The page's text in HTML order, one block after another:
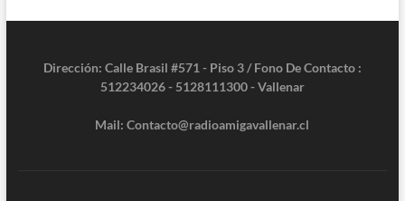
Dirección: Calle Brasil #571 - Piso 3 / Fono De Contacto :
512234026 - 5128111300 - Vallenar
Mail: Contacto@radioamigavallenar.cl